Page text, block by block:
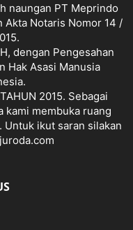
naungan PT Meprindo
Akta Notaris Nomor 14 /
dengan Pengesahan
Hak Asasi Manusia
2015. Sebagai
kami membuka ruang
ikut saran silakan